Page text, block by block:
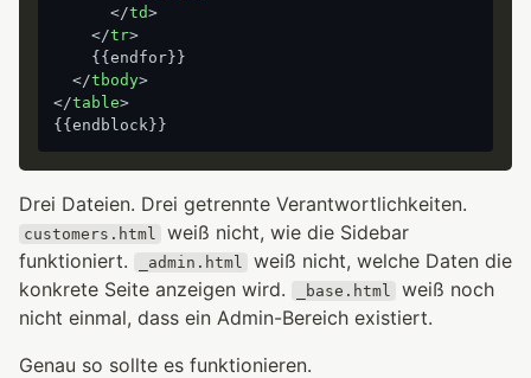
</td>
</tr>
</tbody>
</table>
Drei Dateien. Drei getrennte Verantwortlichkeiten.
customers.html
weiß nicht, wie die Sidebar
funktioniert.
_admin.html
weiß nicht, welche Daten die
konkrete Seite anzeigen wird.
_base.html
weiß noch
nicht einmal, dass ein Admin-Bereich existiert.
Genau so sollte es funktionieren.